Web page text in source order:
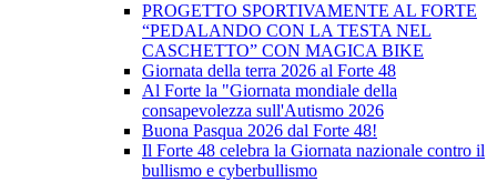
PROGETTO SPORTIVAMENTE AL FORTE
“PEDALANDO CON LA TESTA NEL
CASCHETTO” CON MAGICA BIKE
Giornata della terra 2026 al Forte 48
Al Forte la "Giornata mondiale della
consapevolezza sull'Autismo 2026
Buona Pasqua 2026 dal Forte 48!
Il Forte 48 celebra la Giornata nazionale contro il
bullismo e cyberbullismo